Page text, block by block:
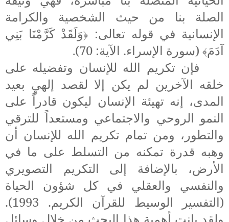
الصلة بنا من حيث الشخصية والكرامة
الإنسانية في قوله تعالى: ﴿وَلَقَدْ كَرَّمْنَا بَنِي
آدَمَ﴾ (سورة الإسراء. الآية: 70) .
فإن تكريم الله للإنسان وتفضيله على
خلقه الآخرين لم يكن إلا لقصد إلهيٍ بعيد
المدى، إنه تهيئة الإنسان ليكون قادراً على
النمو الروحي والاجتماعي ومستعداً للترقي
والتطور، ومن تمام تكريم الله للإنسان أن
وهبه قدرة تمكنه من التسلط على ما في
الأرض، بالإضافة إلى التكريم التصويري
والنفسي والعقلي في كل شؤون الحياة
(التفسير الوسيط للقرآن الكريم. 1993).